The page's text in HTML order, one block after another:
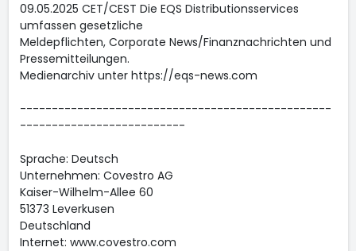
09.05.2025 CET/CEST Die EQS Distributionsservices
umfassen gesetzliche
Meldepflichten, Corporate News/Finanznachrichten und
Pressemitteilungen.
Medienarchiv unter https://eqs-news.com
-------------------------------------------------
--------------------------
Sprache: Deutsch
Unternehmen: Covestro AG
Kaiser-Wilhelm-Allee 60
51373 Leverkusen
Deutschland
Internet: www.covestro.com